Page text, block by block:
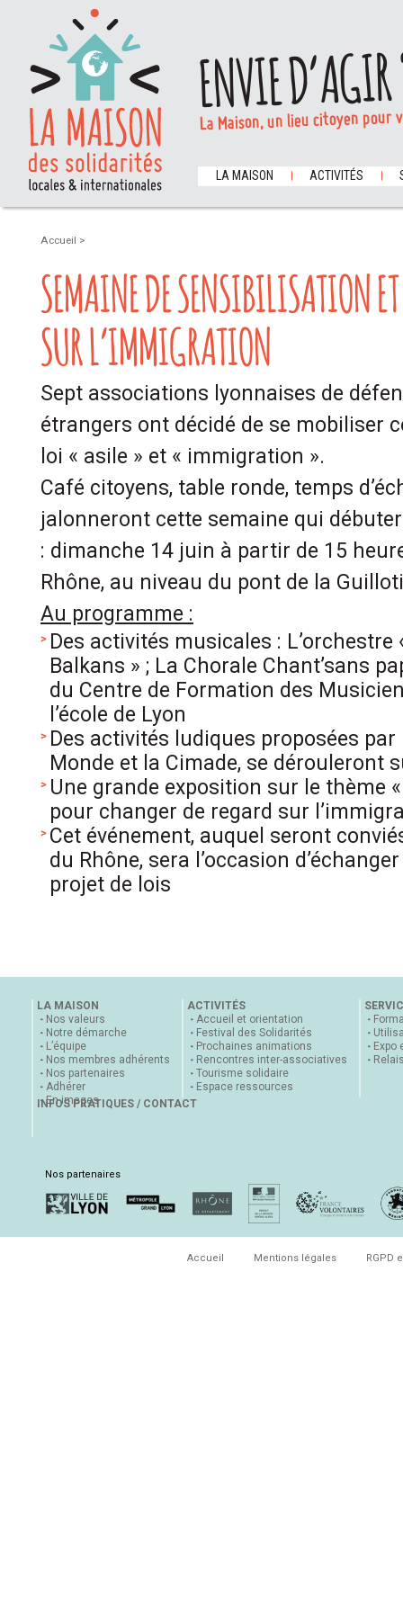
ENVIE
La Maison, un lieu citoyen
LA MAISON ACTIVITÉS
Accueil >
SEMAINE DE SENSIBILISATION
SUR L’IMMIGRATION
Sept associations lyonnaises de
étrangers ont décidé de se mobiliser
loi « asile » et « immigration ».
Café citoyens, table ronde, temps
jalonneront cette semaine qui
: dimanche 14 juin à partir de 15
Rhône, au niveau du pont de la
Au programme :
Des activités musicales : L’orchestre
Balkans » ; La Chorale Chant’sans
du Centre de Formation des
l’école de Lyon
Des activités ludiques proposées par
Monde et la Cimade, se dérouleront
Une grande exposition sur le thème
pour changer de regard sur
Cet événement, auquel seront
du Rhône, sera l’occasion
projet de lois
LA MAISON
Nos valeurs
Notre démarche
L’équipe
Nos membres adhérents
Nos partenaires
Adhérer
En images
ACTIVITÉS
Accueil et orientation
Festival des Solidarités
Prochaines animations
Rencontres inter-associatives
Tourisme solidaire
Espace ressources
Expo
INFOS PRATIQUES / CONTACT
Nos partenaires
Accueil Mentions légales RGPD